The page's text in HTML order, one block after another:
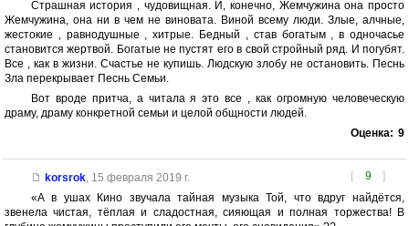
Страшная история , чудовищная. И, конечно, Жемчужина она просто
Жемчужина, она ни в чем не виновата. Виной всему люди. Злые, алчные,
жестокие , равнодушные , хитрые. Бедный , став богатым , в одночасье
становится жертвой. Богатые не пустят его в свой стройный ряд. И погубят.
Все , как в жизни. Счастье не купишь. Людскую злобу не остановить. Песнь
Зла перекрывает Песнь Семьи.
Вот вроде притча, а читала я это все , как огромную человеческую
драму, драму конкретной семьи и целой общности людей.
Оценка: 9
[ 9 ]
korsrok, 15 февраля 2019 г.
«А в ушах Кино звучала тайная музыка Той, что вдруг найдётся,
звенела чистая, тёплая и сладостная, сияющая и полная торжества! В